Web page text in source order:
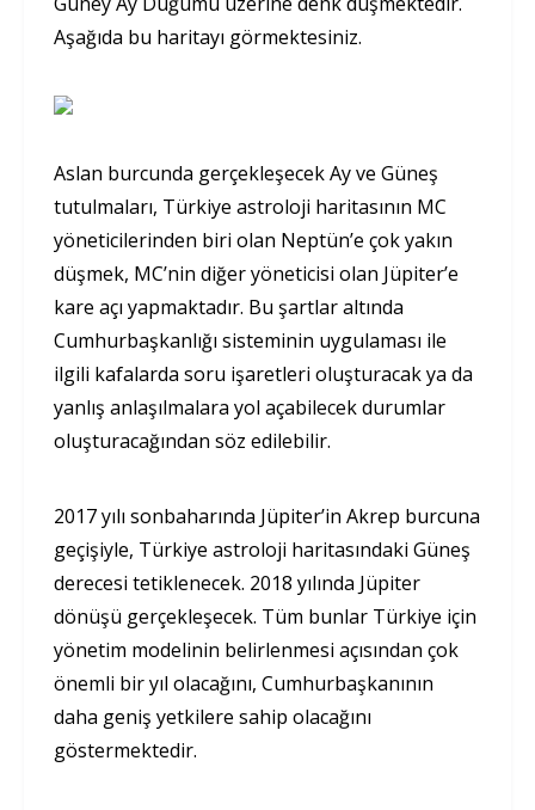
Aşağıda bu haritayı görmektesiniz.
Aslan burcunda gerçekleşecek Ay ve Güneş
tutulmaları, Türkiye astroloji haritasının MC
yöneticilerinden biri olan Neptün’e çok yakın
düşmek, MC’nin diğer yöneticisi olan Jüpiter’e
kare açı yapmaktadır. Bu şartlar altında
Cumhurbaşkanlığı sisteminin uygulaması ile
ilgili kafalarda soru işaretleri oluşturacak ya da
yanlış anlaşılmalara yol açabilecek durumlar
oluşturacağından söz edilebilir.
2017 yılı sonbaharında Jüpiter’in Akrep burcuna
geçişiyle, Türkiye astroloji haritasındaki Güneş
derecesi tetiklenecek. 2018 yılında Jüpiter
dönüşü gerçekleşecek. Tüm bunlar Türkiye için
yönetim modelinin belirlenmesi açısından çok
önemli bir yıl olacağını, Cumhurbaşkanının
daha geniş yetkilere sahip olacağını
göstermektedir.